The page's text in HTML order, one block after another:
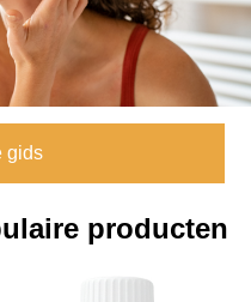
gids
producten